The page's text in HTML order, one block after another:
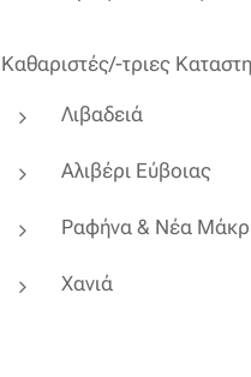
Καθαριστές/-τριες
Λιβαδειά
Αλιβέρι Εύβοιας
Ραφήνα & Νέα
Χανιά